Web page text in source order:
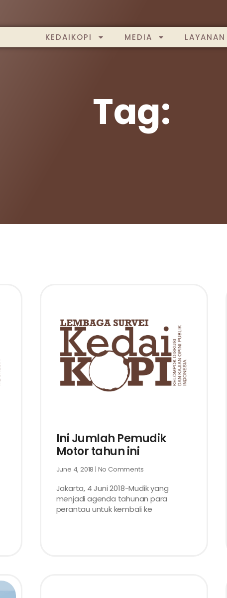
KEDAIKOPI MEDIA LAYANAN
Tag:
Ini Jumlah Pemudik
Motor tahun ini
June 4, 2018 No Comments
Jakarta, 4 Juni 2018-Mudik yang
menjadi agenda tahunan para
perantau untuk kembali ke